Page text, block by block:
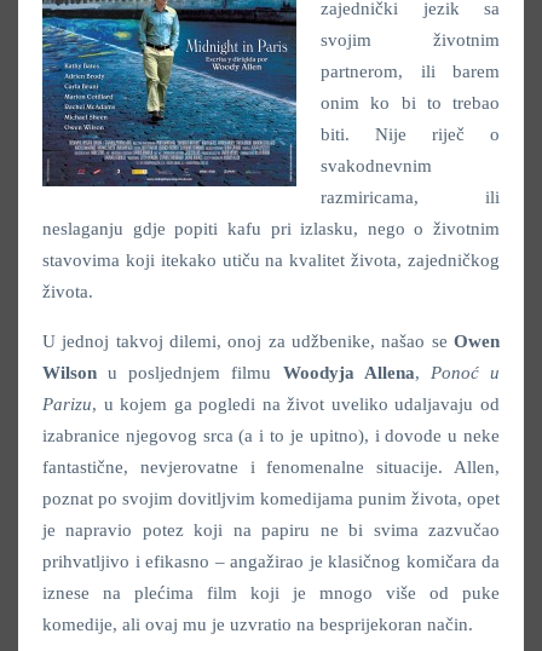
zajednički jezik sa
svojim životnim
partnerom, ili barem
onim ko bi to trebao
biti. Nije riječ o
svakodnevnim
razmiricama, ili
neslaganju gdje popiti kafu pri izlasku, nego o životnim
stavovima koji itekako utiču na kvalitet života, zajedničkog
života.
U jednoj takvoj dilemi, onoj za udžbenike, našao se Owen
Wilson u posljednjem filmu Woodyja Allena, Ponoć u
Parizu, u kojem ga pogledi na život uveliko udaljavaju od
izabranice njegovog srca (a i to je upitno), i dovode u neke
fantastične, nevjerovatne i fenomenalne situacije. Allen,
poznat po svojim dovitljvim komedijama punim života, opet
je napravio potez koji na papiru ne bi svima zazvučao
prihvatljivo i efikasno – angažirao je klasičnog komičara da
iznese na plećima film koji je mnogo više od puke
komedije, ali ovaj mu je uzvratio na besprijekoran način.